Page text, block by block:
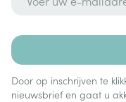
Door op inschrijven te
nieuwsbrief en gaat u